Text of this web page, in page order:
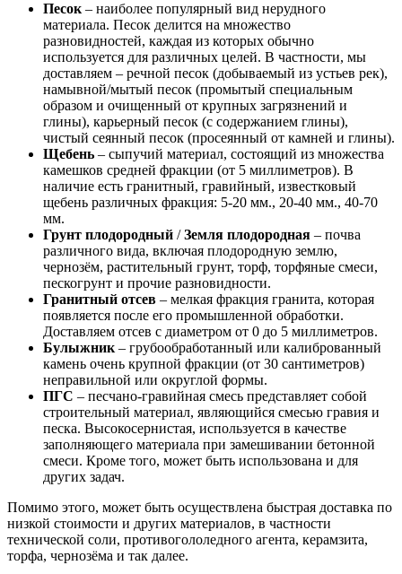
Песок – наиболее популярный вид нерудного
материала. Песок делится на множество
разновидностей, каждая из которых обычно
используется для различных целей. В частности, мы
доставляем – речной песок (добываемый из устьев рек),
намывной/мытый песок (промытый специальным
образом и очищенный от крупных загрязнений и
глины), карьерный песок (с содержанием глины),
чистый сеянный песок (просеянный от камней и глины).
Щебень – сыпучий материал, состоящий из множества
камешков средней фракции (от 5 миллиметров). В
наличие есть гранитный, гравийный, известковый
щебень различных фракция: 5-20 мм., 20-40 мм., 40-70
мм.
Грунт плодородный /Земля плодородная – почва
различного вида, включая плодородную землю,
чернозём, растительный грунт, торф, торфяные смеси,
пескогрунт и прочие разновидности.
Гранитный отсев – мелкая фракция гранита, которая
появляется после его промышленной обработки.
Доставляем отсев с диаметром от 0 до 5 миллиметров.
Булыжник – грубообработанный или калиброванный
камень очень крупной фракции (от 30 сантиметров)
неправильной или округлой формы.
ПГС – песчано-гравийная смесь представляет собой
строительный материал, являющийся смесью гравия и
песка. Высокосернистая, используется в качестве
заполняющего материала при замешивании бетонной
смеси. Кроме того, может быть использована и для
других задач.
Помимо этого, может быть осуществлена быстрая доставка по
низкой стоимости и других материалов, в частности
технической соли, противогололедного агента, керамзита,
торфа, чернозёма и так далее.